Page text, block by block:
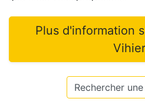
Plus d'information
Rechercher